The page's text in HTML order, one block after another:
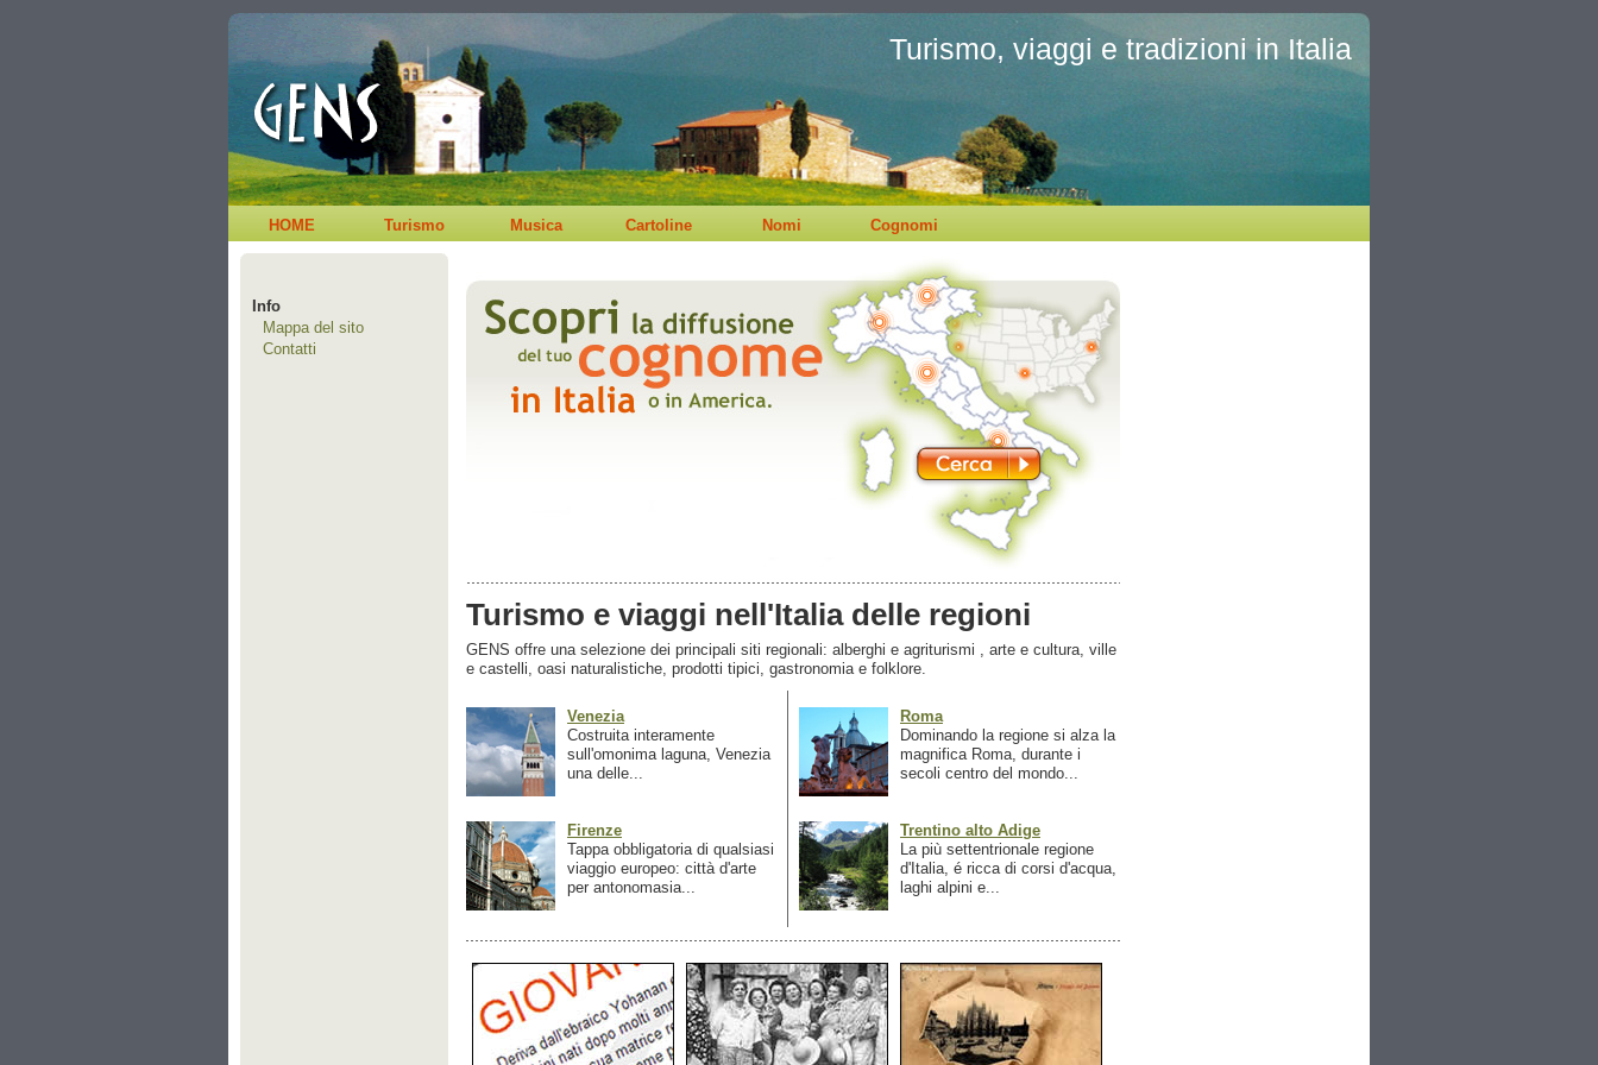
Turismo, viaggi e tradizioni in Italia
HOME Turismo Musica Cartoline Nomi Cognomi
Info
Mappa del sito
Contatti
Turismo e viaggi nell'Italia delle regioni
GENS offre una selezione dei principali siti regionali: alberghi e agriturismi , arte e cultura, ville
e castelli, oasi naturalistiche, prodotti tipici, gastronomia e folklore.
Venezia
Costruita interamente
sull'omonima laguna, Venezia
una delle...
Firenze
Tappa obbligatoria di qualsiasi
viaggio europeo: città d'arte
per antonomasia...
Roma
Dominando la regione si alza la
magnifica Roma, durante i
secoli centro del mondo...
Trentino alto Adige
La più settentrionale regione
d'Italia, é ricca di corsi d'acqua,
laghi alpini e...